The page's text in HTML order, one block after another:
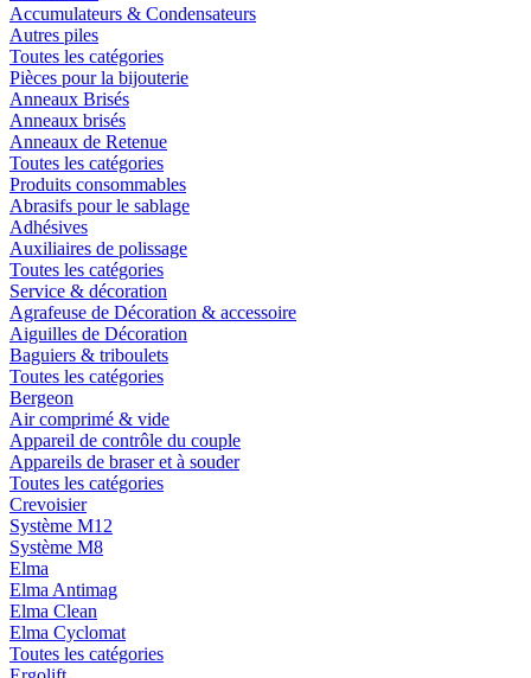
Accumulateurs & Condensateurs
Autres piles
Toutes les catégories
Pièces pour la bijouterie
Anneaux Brisés
Anneaux brisés
Anneaux de Retenue
Toutes les catégories
Produits consommables
Abrasifs pour le sablage
Adhésives
Auxiliaires de polissage
Toutes les catégories
Service & décoration
Agrafeuse de Décoration & accessoire
Aiguilles de Décoration
Baguiers & triboulets
Toutes les catégories
Bergeon
Air comprimé & vide
Appareil de contrôle du couple
Appareils de braser et à souder
Toutes les catégories
Crevoisier
Système M12
Système M8
Elma
Elma Antimag
Elma Clean
Elma Cyclomat
Toutes les catégories